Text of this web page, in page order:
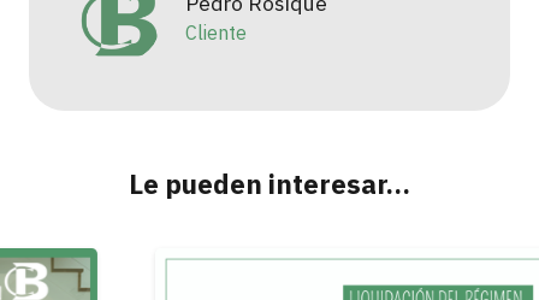
Cliente
Le pueden interesar…